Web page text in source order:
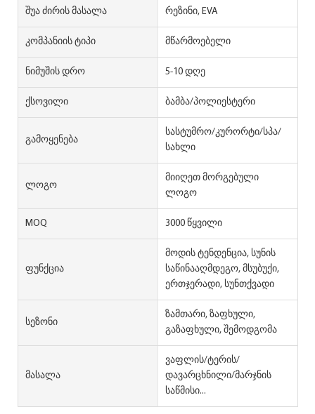
Შუა Ძირის Მასალა რეზინი, EVA
Კომპანიის Ტიპი მწარმოებელი
Ნიმუშის Დრო 5-10 დღე
Ქსოვილი ბამბა/პოლიესტერი
Გამოყენება
სასტუმრო/კურორტი/სპა/
სახლი
Ლოგო
მიიღეთ მორგებული
ლოგო
MOQ 3000 წყვილი
Ფუნქცია
მოდის ტენდენცია, სუნის
საწინააღმდეგო, მსუბუქი,
ერთჯერადი, სუნთქვადი
Სეზონი
ზამთარი, ზაფხული,
გაზაფხული, შემოდგომა
Მასალა
ვაფლის/ტერის/
დავარცხნილი/მარჯნის
საწმისი...